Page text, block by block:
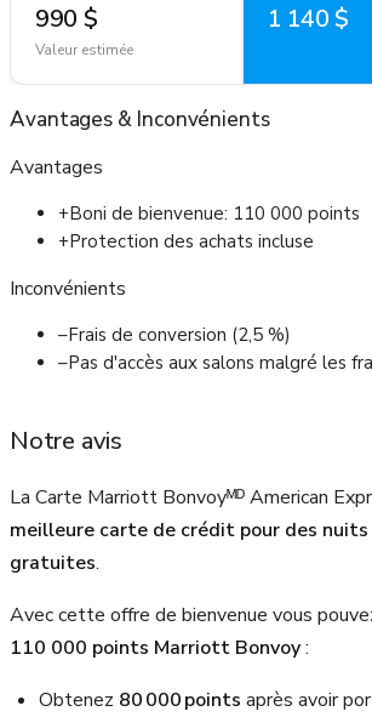
990 $
Valeur estimée
1 140 $
Avantages & Inconvénients
Avantages
+Boni de bienvenue: 110 000 points
+Protection des achats incluse
Inconvénients
–Frais de conversion (2,5 %)
–Pas d'accès aux salons malgré les
Notre avis
La Carte Marriott Bonvoyᴹᴰ American
meilleure carte de crédit pour des nuits
gratuites.
Avec cette offre de bienvenue vous
110 000 points Marriott Bonvoy:
Obtenez 80 000 points après avoir